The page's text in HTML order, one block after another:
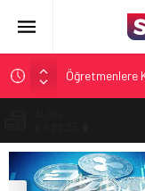
Öğretmenlere
FETÖ’nün
Son dakika…
Yunanistan
Açlık Sınırı
BİST
13.798,82